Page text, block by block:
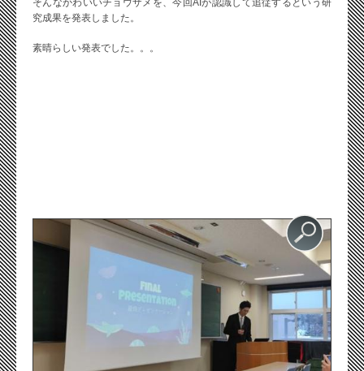
そんなかわいいチョウザメを、今回AIが認識して追従するという研
究成果を発表しました。
素晴らしい発表でした。。。